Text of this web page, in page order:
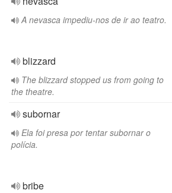
A nevasca impediu-nos de ir ao teatro.
blizzard
The blizzard stopped us from going to
the theatre.
subornar
Ela foi presa por tentar subornar o
polícia.
bribe